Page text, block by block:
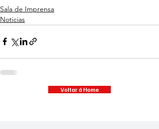
Sala de Imprensa
Noticias
Voltar á Home